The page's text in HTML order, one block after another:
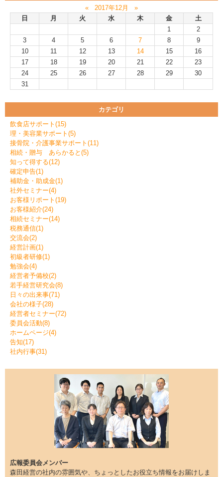
«
2017年12月
»
日
月 火 水 木 金
土
1
2
3
4 5 6 7 8
9
10
11 12 13 14 15
16
17
18 19 20 21 22
23
24
25 26 27 28 29
30
31
カテゴリ
飲食店サポート(15)
理・美容業サポート(5)
接骨院・介護事業サポート(11)
相続・贈与 あらかると(5)
知って得する(12)
確定申告(1)
補助金・助成金(1)
社外セミナー(4)
お客様リポート(19)
お客様紹介(24)
相続セミナー(14)
税務通信(1)
交流会(2)
経営計画(1)
初級者研修(1)
勉強会(4)
経営者予備校(2)
若手経営研究会(8)
日々の出来事(71)
会社の様子(28)
経営者セミナー(72)
委員会活動(8)
ホームページ(4)
告知(17)
社内行事(31)
広報委員会メンバー
森田経営の社内の雰囲気や、ちょっとしたお役立ち情報をお届けしま